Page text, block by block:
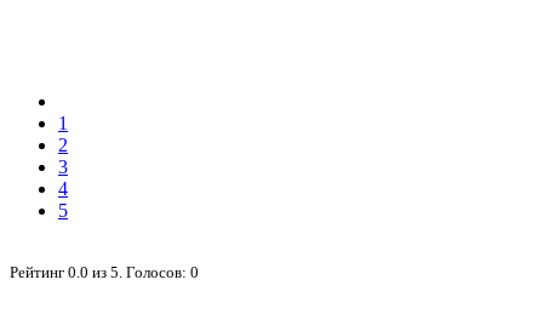
1
2
3
4
5
Рейтинг 0.0 из 5. Голосов: 0